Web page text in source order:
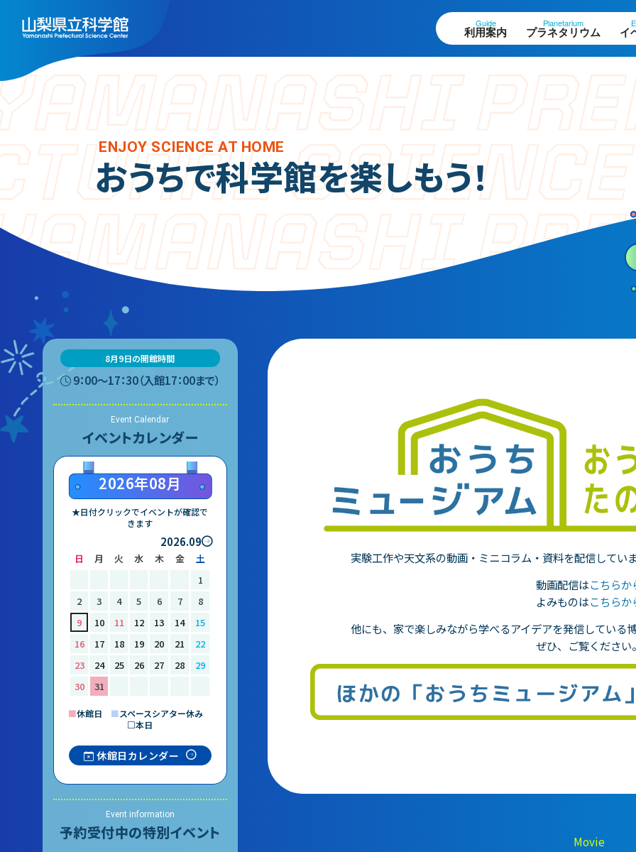
Guide
利用案内
Planetarium
プラネタリウム イ
トップ
利用案内
ご利用案内
年間パスポート
よくある質問
アクセス
山梨県立科学館につい
て
団体予約受付
2026年度の利用はこち
ら
施設案内
天体観測室
展望テラス・円形広場
スペースシアター
実験工作室
ミュージアムショップ
中庭テラス
作品展
大村賞
科学館で働きたい方
へ
ルバイト募集
科学館ボランティア募
職場体験・実習・
CST
職場体験について
博物館実習について
ENJOY SCIENCE AT HOME
おうちで科学館を楽しもう！
実験工作や天文系の動画・ミニコラム・資料を配信してい
動画配信はこちらか
よみものはこちらか
他にも、家で楽しみながら学べるアイデアを発信している
ぜひ、ご覧ください
Movie
8月9日の開館時間
9：00〜17：30（入館17：00まで）
Event Calendar
イベントカレンダー
2026年08月
★日付クリックでイベントが確認で
きます
2026.09
日 月 火 水 木 金
土
1
2
3 4 5 6 7
8
9
10 11 12 13 14
15
16
17 18 19 20 21
22
23
24 25 26 27 28
29
30
31
■休館日 ■スペースシアター休み
□本日
休館日カレンダー
Event information
予約受付中の特別イベント